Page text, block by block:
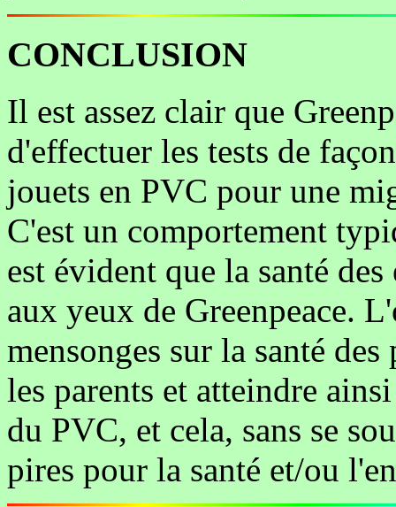
CONCLUSION
Il est assez clair que
d'effectuer les tests de
jouets en PVC pour une
C'est un comportement
est évident que la santé
aux yeux de Greenpeace.
mensonges sur la santé
les parents et atteindre
du PVC, et cela, sans se
pires pour la santé et/ou